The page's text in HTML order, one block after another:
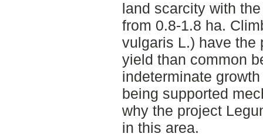
land scarcity with
from 0.8-1.8 ha.
vulgaris L.) have the
yield than common
indeterminate
being supported
why the project
in this area.